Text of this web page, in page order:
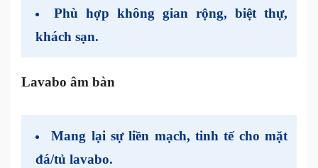
Phù hợp không gian rộng, biệt thự,
khách sạn.
Lavabo âm bàn
Mang lại sự liền mạch, tinh tế cho mặt
đá/tủ lavabo.